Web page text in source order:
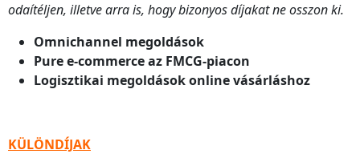
odaítéljen, illetve arra is, hogy bizonyos díjakat ne osszon ki.
Omnichannel megoldások
Pure e-commerce az FMCG-piacon
Logisztikai megoldások online vásárláshoz
KÜLÖNDÍJAK